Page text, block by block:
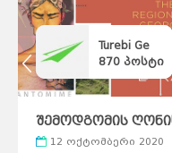
Turebi Ge
870 პოსტი
შემოდგომის
12 ოქტომბერი 2020